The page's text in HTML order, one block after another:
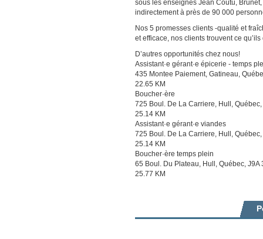
sous les enseignes Jean Coutu,
indirectement à près de 90 000
Nos 5 promesses clients -qualité et
et efficace, nos clients trouvent ce
D’autres opportunités chez nous!
Assistant·e gérant·e épicerie - temps
435 Montee Paiement, Gatineau,
22.65 KM
Boucher·ère
725 Boul. De La Carriere, Hull,
25.14 KM
Assistant·e gérant·e viandes
725 Boul. De La Carriere, Hull,
25.14 KM
Boucher·ère temps plein
65 Boul. Du Plateau, Hull, Québec, J9A
25.77 KM